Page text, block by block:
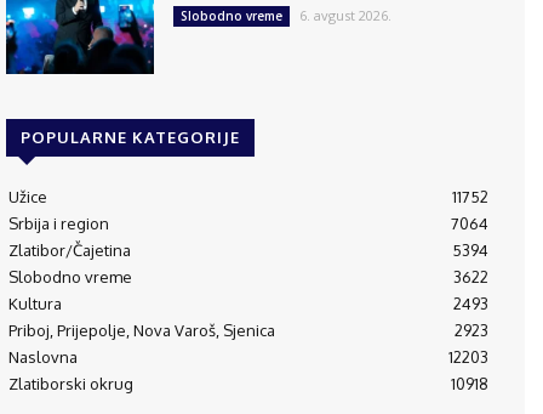
Slobodno vreme 6. avgust 2026.
POPULARNE KATEGORIJE
Užice
11752
Srbija i region
7064
Zlatibor/Čajetina
5394
Slobodno vreme
3622
Kultura
2493
Priboj, Prijepolje, Nova Varoš, Sjenica
2923
Naslovna
12203
Zlatiborski okrug
10918